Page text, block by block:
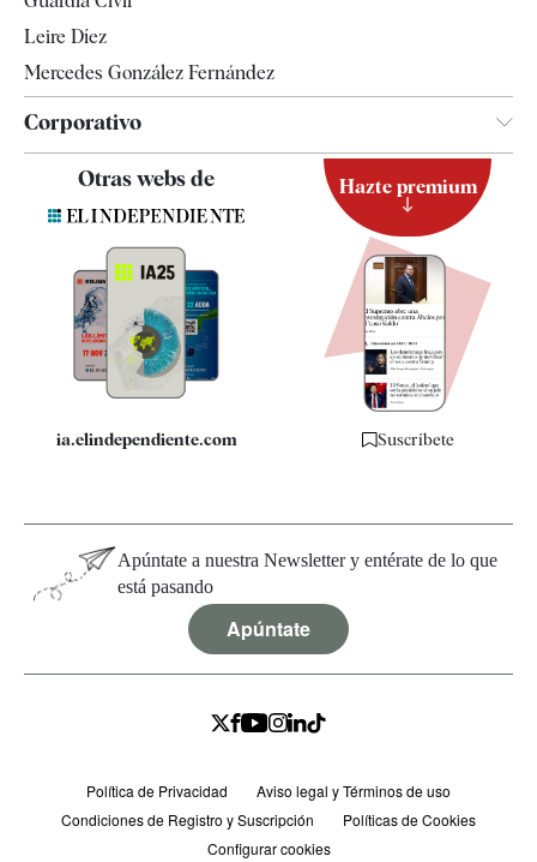
Leire Díez
Mercedes González Fernández
Corporativo
Quiénes somos
Especificaciones
Otras webs de
ia.elindependiente.com
Hazte premium
Suscríbete
Apúntate a nuestra Newsletter y entérate de lo que
está pasando
Apúntate
Política de Privacidad
Aviso legal y Términos de uso
Condiciones de Registro y Suscripción
Políticas de Cookies
Configurar cookies